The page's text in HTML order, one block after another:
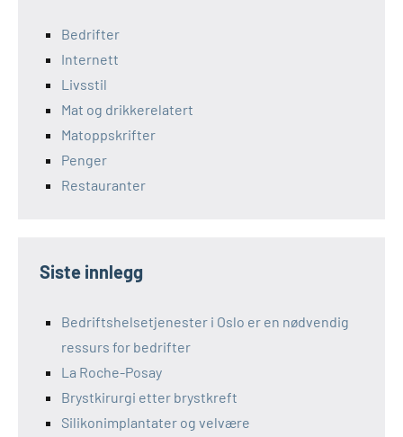
Bedrifter
Internett
Livsstil
Mat og drikkerelatert
Matoppskrifter
Penger
Restauranter
Siste innlegg
Bedriftshelsetjenester i Oslo er en nødvendig
ressurs for bedrifter
La Roche-Posay
Brystkirurgi etter brystkreft
Silikonimplantater og velvære